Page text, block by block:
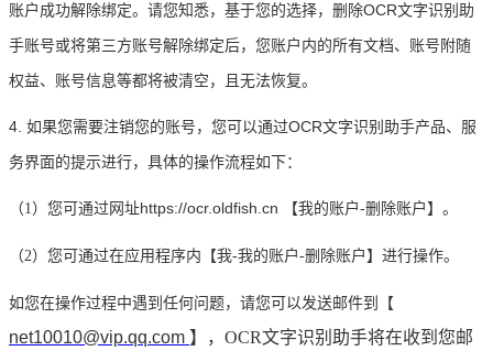
账户成功解除绑定。请您知悉，基于您的选择，删除OCR文字识别助
手账号或将第三方账号解除绑定后，您账户内的所有文档、账号附随
权益、账号信息等都将被清空，且无法恢复。
4. 如果您需要注销您的账号，您可以通过OCR文字识别助手产品、服
务界面的提示进行，具体的操作流程如下：
（1）您可通过网址https://ocr.oldfish.cn 【我的账户-删除账户】。
（2）您可通过在应用程序内【我-我的账户-删除账户】进行操作。
如您在操作过程中遇到任何问题，请您可以发送邮件到【
net10010@vip.qq.com 】，OCR文字识别助手将在收到您邮